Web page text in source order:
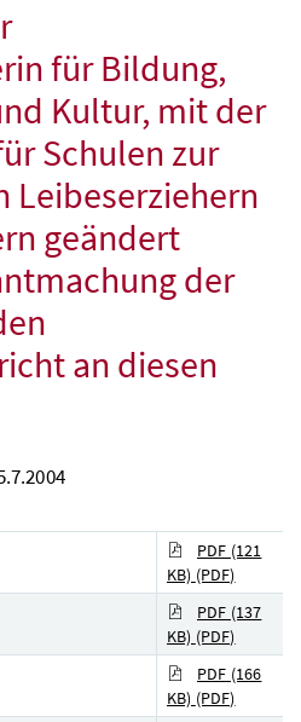
für Bildung,
Kultur, mit der
Schulen zur
Leibeserziehern
geändert
der
an diesen
PDF (121
KB) (PDF)
PDF (137
KB) (PDF)
PDF (166
KB) (PDF)